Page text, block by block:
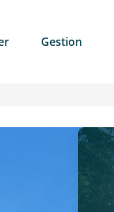
Gestion